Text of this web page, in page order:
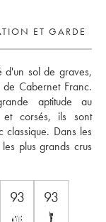
ET GARDE
d'un sol de graves,
Cabernet Franc.
aptitude au
et corsés, ils sont
classique. Dans les
plus grands crus
93 93